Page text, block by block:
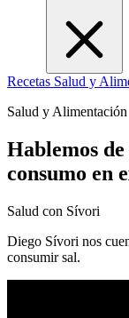
Recetas Salud y
Salud y Alimentación
Hablemos de
consumo en
Salud con Sívori
Diego Sívori nos
consumir sal.